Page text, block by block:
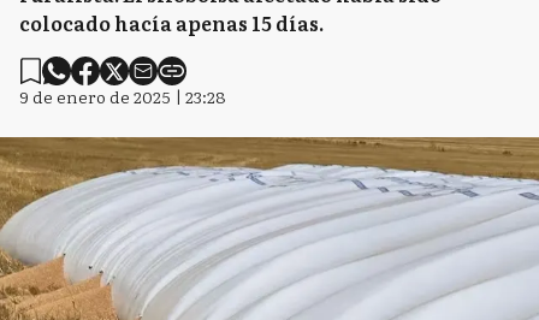
colocado hacía apenas 15 días.
9 de enero de 2025 | 23:28